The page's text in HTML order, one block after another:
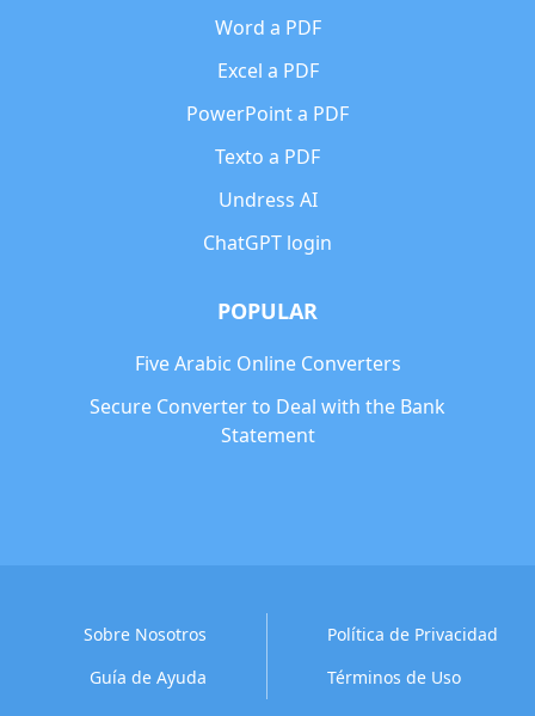
Word a PDF
Excel a PDF
PowerPoint a PDF
Texto a PDF
Undress AI
ChatGPT login
POPULAR
Five Arabic Online Converters
Secure Converter to Deal with the Bank
Statement
Sobre Nosotros
Política de Privacidad
Guía de Ayuda
Términos de Uso